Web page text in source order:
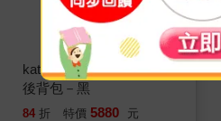
kate spade 蘋果印花尼龍
後背包－黑
84 折 特價 5880 元